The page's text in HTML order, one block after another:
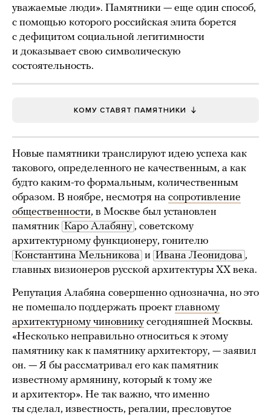
уважаемые люди». Памятники — еще один способ,
с помощью которого российская элита борется
с дефицитом социальной легитимности
и доказывает свою символическую
состоятельность.
КОМУ СТАВЯТ ПАМЯТНИКИ
Новые памятники транслируют идею успеха как
такового, определенного не качественным, а как
будто каким-то формальным, количественным
образом. В ноябре, несмотря на сопротивление
общественности, в Москве был установлен
памятник Каро Алабяну , советскому
архитектурному функционеру, гонителю
Константина Мельникова и Ивана Леонидова ,
главных визионеров русской архитектуры XX века.
Репутация Алабяна совершенно однозначна, но это
не помешало поддержать проект главному
архитектурному чиновникусегодняшней Москвы.
«Несколько неправильно относиться к этому
памятнику как к памятнику архитектору, — заявил
он. — Я бы рассматривал его как памятник
известному армянину, который к тому же
и архитектор». Не так важно, что именно
ты сделал, известность, регалии, пресловутое